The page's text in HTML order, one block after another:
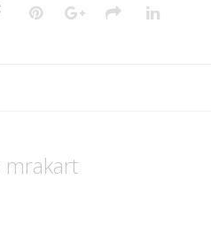
mrakart